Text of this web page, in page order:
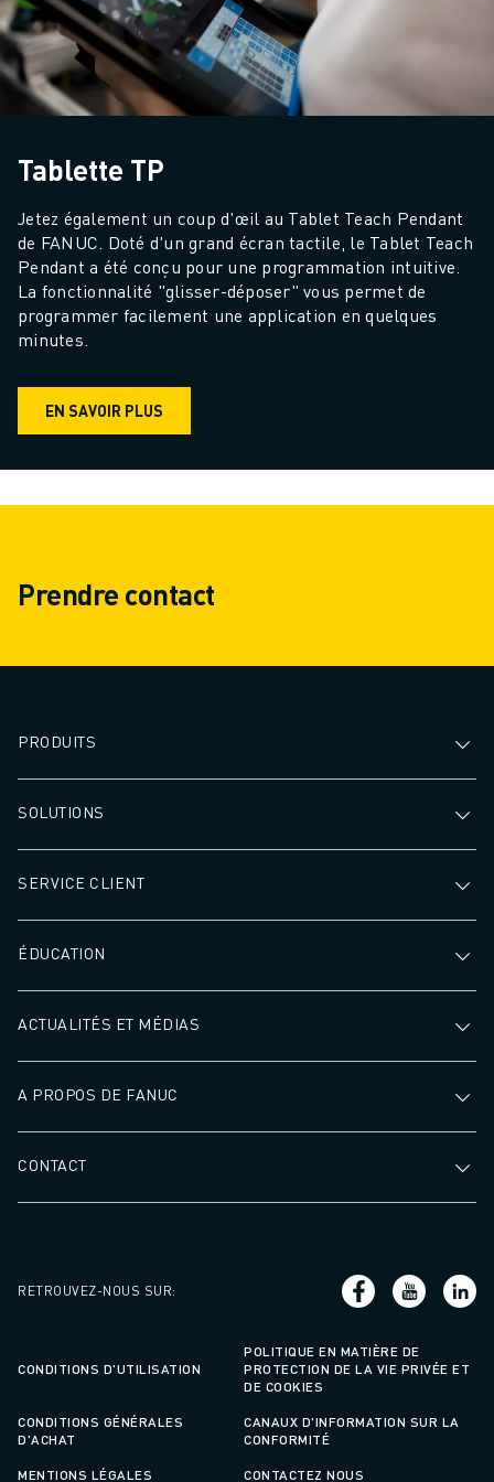
FORMATION ET ÉDUCATION
FANUC ACADEMY
SOLUTIONS POUR LES INDUSTRIES
SOLUTIONS POUR L'ÉDUCATION
ACTUALITÉS ET MÉDIAS
ACTUALITÉS ET MÉDIAS
EVÉNEMENTS
ÉVÉNEMENTS ÉDUCATIFS
A PROPOS DE FANUC
A PROPOS DE FANUC
FANUC EN EUROPE
DÉVELOPPEMENT DURABLE
CARRIÈRE
FAÇONNEZ VOTRE AVENIR AVEC FANUC
LOCALISATION DES SITES
IMPRESSION
Tablette TP
Jetez également un coup d'œil au Tablet Teach Pendant
de FANUC. Doté d'un grand écran tactile, le Tablet Teach
Pendant a été conçu pour une programmation intuitive.
La fonctionnalité "glisser-déposer" vous permet de
programmer facilement une application en quelques
minutes.
EN SAVOIR PLUS
Prendre contact
PRODUITS
SOLUTIONS
SERVICE CLIENT
ÉDUCATION
ACTUALITÉS ET MÉDIAS
A PROPOS DE FANUC
CONTACT
RETROUVEZ-NOUS SUR:
CONDITIONS D'UTILISATION
POLITIQUE EN MATIÈRE DE
PROTECTION DE LA VIE PRIVÉE ET
DE COOKIES
CONDITIONS GÉNÉRALES
D'ACHAT
CANAUX D'INFORMATION SUR LA
CONFORMITÉ
MENTIONS LÉGALES CONTACTEZ NOUS